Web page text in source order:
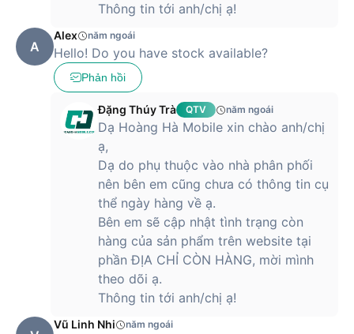
Thông tin tới anh/chị ạ!
A
Alex năm ngoái
Hello! Do you have stock available?
Phản hồi
Đặng Thúy Trà QTV năm ngoái
Dạ Hoàng Hà Mobile xin chào anh/chị
ạ,
Dạ do phụ thuộc vào nhà phân phối
nên bên em cũng chưa có thông tin cụ
thể ngày hàng về ạ.
Bên em sẽ cập nhật tình trạng còn
hàng của sản phẩm trên website tại
phần ĐỊA CHỈ CÒN HÀNG, mời mình
theo dõi ạ.
Thông tin tới anh/chị ạ!
Vũ Linh Nhi năm ngoái